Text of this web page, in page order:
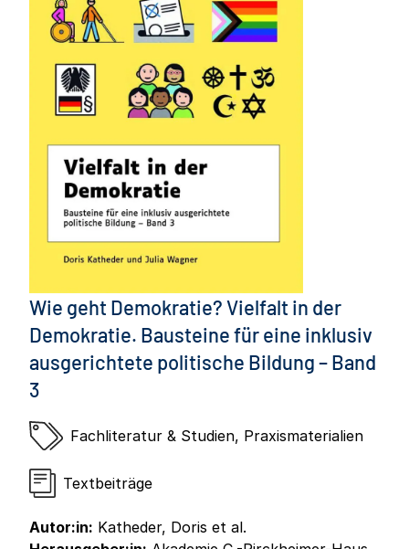
Wie geht Demokratie? Vielfalt in der
Demokratie. Bausteine für eine inklusiv
ausgerichtete politische Bildung – Band
3
Fachliteratur & Studien, Praxismaterialien
Textbeiträge
Autor:in: Katheder, Doris et al.